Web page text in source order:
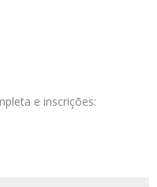
e inscrições: